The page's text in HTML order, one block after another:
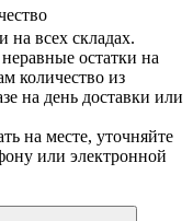
на всех складах.
остатки на
количество из
на день доставки или
на месте, уточняйте
или электронной